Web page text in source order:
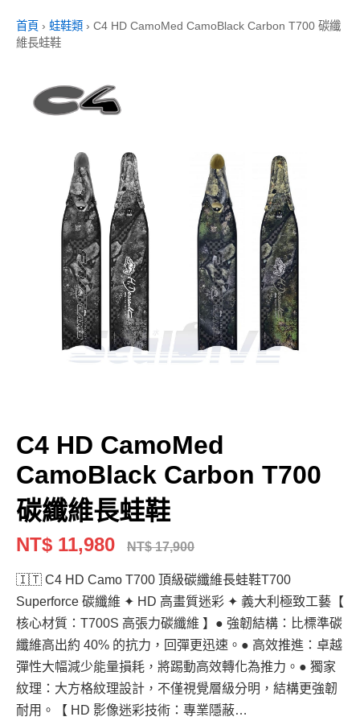
首頁 › 蛙鞋類 › C4 HD CamoMed CamoBlack Carbon T700 碳纖
維長蛙鞋
C4 HD CamoMed
CamoBlack Carbon T700
碳纖維長蛙鞋
NT$ 11,980 NT$ 17,900
🇮🇹 C4 HD Camo T700 頂級碳纖維長蛙鞋T700
Superforce 碳纖維 ✦ HD 高畫質迷彩 ✦ 義大利極致工藝【
核心材質：T700S 高張力碳纖維 】● 強韌結構：比標準碳
纖維高出約 40% 的抗力，回彈更迅速。● 高效推進：卓越
彈性大幅減少能量損耗，將踢動高效轉化為推力。● 獨家
紋理：大方格紋理設計，不僅視覺層級分明，結構更強韌
耐用。【 HD 影像迷彩技術：專業隱蔽…